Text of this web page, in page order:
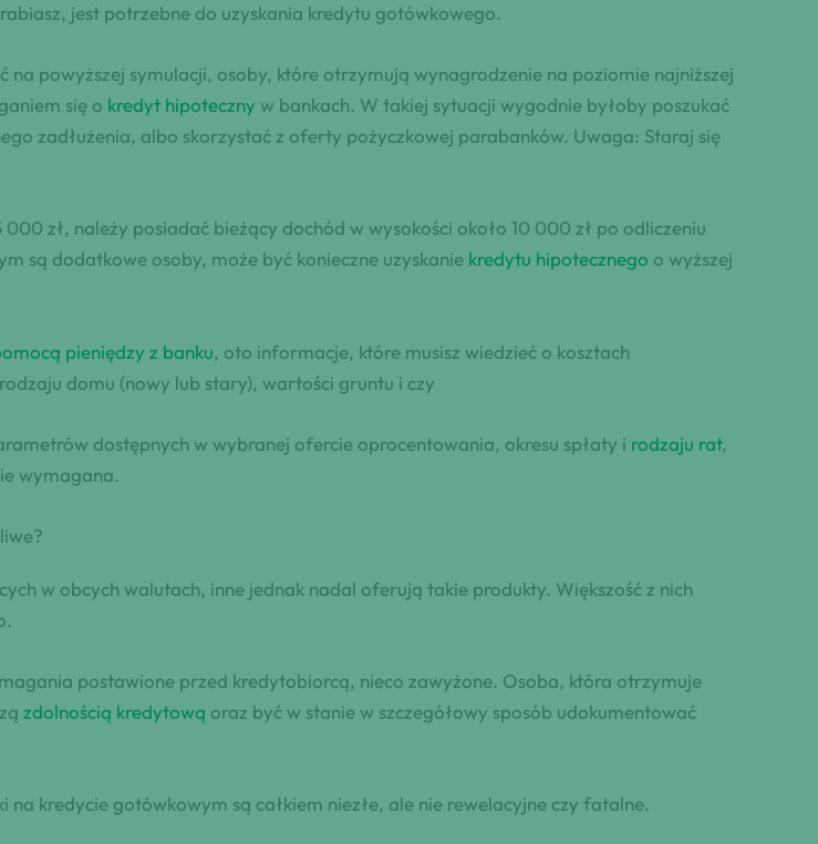
jest potrzebne do uzyskania kredytu gotówkowego.
na powyższej symulacji, osoby, które otrzymują wynagrodzenie na poziomie najniższej
się o kredyt hipoteczny w bankach. W takiej sytuacji wygodnie byłoby poszukać
zadłużenia, albo skorzystać z oferty pożyczkowej parabanków. Uwaga: Staraj się
000 zł, należy posiadać bieżący dochód w wysokości około 10 000 zł po odliczeniu
są dodatkowe osoby, może być konieczne uzyskanie kredytu hipotecznego o wyższej
pieniędzy z banku, oto informacje, które musisz wiedzieć o kosztach
domu (nowy lub stary), wartości gruntu i czy
dostępnych w wybranej ofercie oprocentowania, okresu spłaty i rodzaju rat,
wymagana.
w obcych walutach, inne jednak nadal oferują takie produkty. Większość z nich
postawione przed kredytobiorcą, nieco zawyżone. Osoba, która otrzymuje
zdolnością kredytową oraz być w stanie w szczegółowy sposób udokumentować
na kredycie gotówkowym są całkiem niezłe, ale nie rewelacyjne czy fatalne.